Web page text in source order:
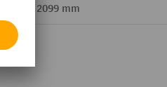
1699 - 2099 mm